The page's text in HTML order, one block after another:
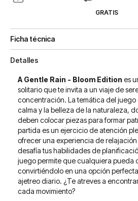
GRATIS
Ficha técnica
Detalles
A Gentle Rain - Bloom Edition es
solitario que te invita a un viaje de
concentración. La temática del juego
calma y la belleza de la naturaleza,
deben colocar piezas para formar
partida es un ejercicio de atención
ofrecer una experiencia de relajación
desafía tus habilidades de
juego permite que cualquiera pueda
convirtiéndolo en una opción
ajetreo diario. ¿Te atreves a
cada movimiento?